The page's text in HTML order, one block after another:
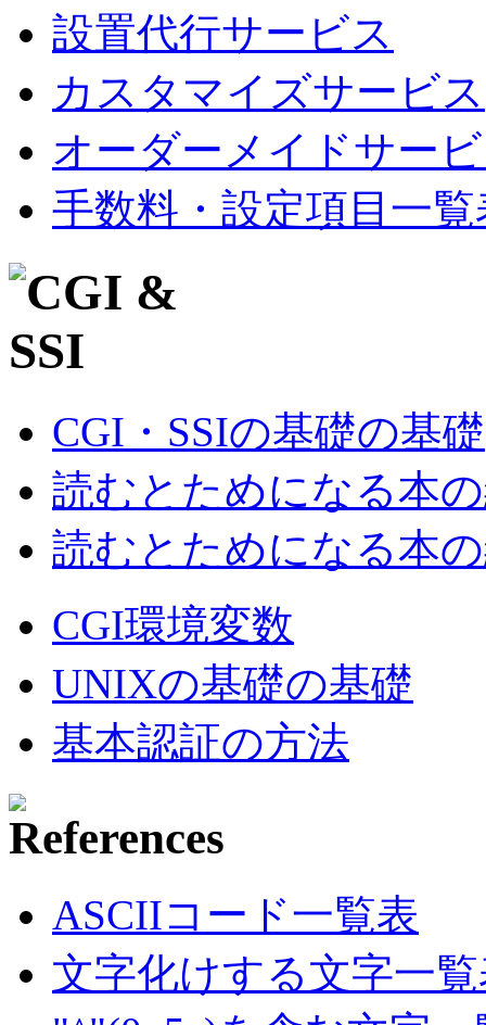
設置代行サービス
カスタマイズサービス
オーダーメイドサー
手数料・設定項目一覧
CGI・SSIの基礎の基礎
読むとためになる本
読むとためになる本
CGI環境変数
UNIXの基礎の基礎
基本認証の方法
ASCIIコード一覧表
文字化けする文字一